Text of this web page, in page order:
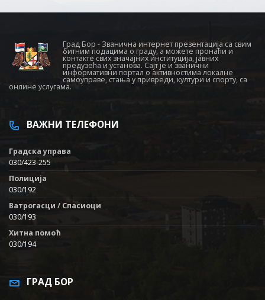
Град Бор - Званична интернет презентација са свим
битним подацима о граду, а можете пронаћи и
контакте свих значајних институција, јавних
предузећа и установа. Сајт је и званични
информативни портал о активностима локалне
самоуправе, стања у привреди, култури и спорту, са
онлине услугама.
ВАЖНИ ТЕЛЕФОНИ
Градска управа
030/423-255
Полиција
030/192
Ватрогасци / Спасиоци
030/193
Хитна помоћ
030/194
ГРАД БОР